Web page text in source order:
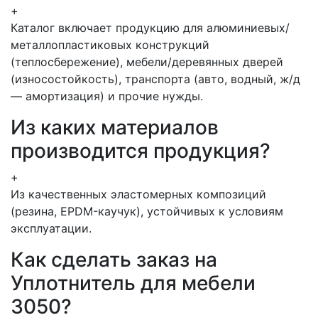
+
Каталог включает продукцию для алюминиевых/
металлопластиковых конструкций
(теплосбережение), мебели/деревянных дверей
(износостойкость), транспорта (авто, водный, ж/д
— амортизация) и прочие нужды.
Из каких материалов
производится продукция?
+
Из качественных эластомерных композиций
(резина, EPDM-каучук), устойчивых к условиям
эксплуатации.
Как сделать заказ на
Уплотнитель для мебели
3050?